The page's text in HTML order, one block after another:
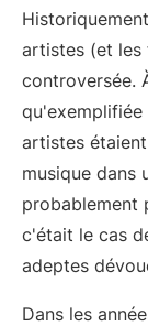
artistes (et les
controversée.
qu'exemplifiée
artistes
musique dans
probablement
c'était le cas
adeptes
Dans les